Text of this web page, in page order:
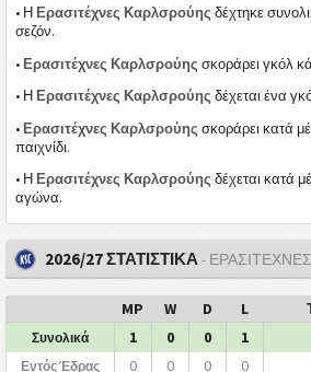
• Η Ερασιτέχνες Καρλσρούης δέχτηκε
σεζόν.
• Ερασιτέχνες Καρλσρούης σκοράρει γκόλ
• Η Ερασιτέχνες Καρλσρούης δέχεται ένα
• Ερασιτέχνες Καρλσρούης σκοράρει κατά
παιχνίδι.
• Η Ερασιτέχνες Καρλσρούης δέχεται κατά
αγώνα.
2026/27 ΣΤΑΤΙΣΤΙΚΑ-
MP W D L
Συνολικά 1 0 0 1
Εντός Έδρας 0 0 0 0